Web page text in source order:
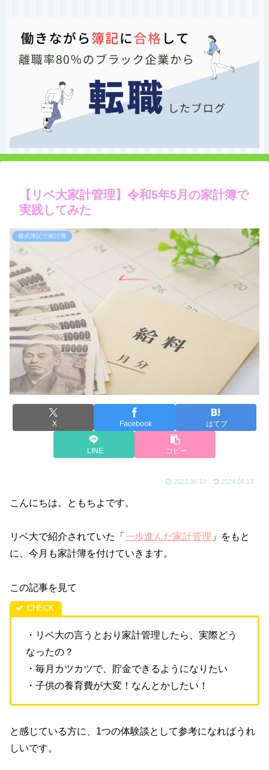
【リベ大家計管理】令和5年5月の家計簿で
実践してみた
複式簿記で家計簿
X Facebook はてブ
LINE コピー
2023.06.10 2024.08.13
こんにちは。ともちよです。
リベ大で紹介されていた「 一歩進んだ家計管理 」をもと
に、今月も家計簿を付けていきます。
この記事を見て
・リベ大の言うとおり家計管理したら、実際どう
なったの？
・毎月カツカツで、貯金できるようになりたい
・子供の養育費が大変！なんとかしたい！
と感じている方に、1つの体験談として参考になればうれ
しいです。